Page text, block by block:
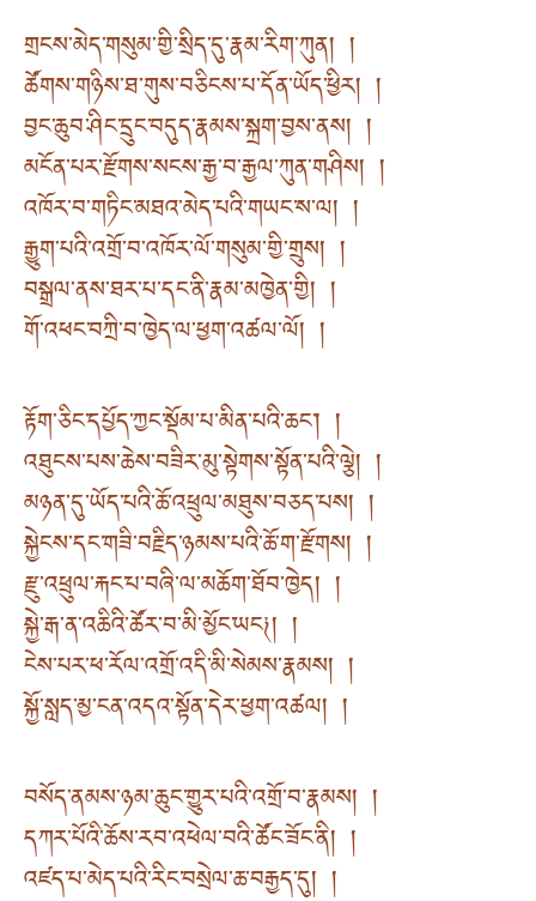
གྲངས་མེད་གསུམ་གྱི་སྲིད་དུ་རྣམ་རིག་ཀུན། །
ཚོགས་གཉིས་ཐ་གུས་བཅིངས་པ་དོན་ཡོད་ཕྱིར། །
བྱང་ཆུབ་ཤིང་དྲུང་བདུད་རྣམས་སྐྲག་བྱས་ནས། །
མངོན་པར་རྫོགས་སངས་རྒྱ་བ་རྒྱལ་ཀུན་གཤིས། །
འཁོར་བ་གཏིང་མཐའ་མེད་པའི་གཡང་ས་ལ། །
རྒྱུག་པའི་འགྲོ་བ་འཁོར་ལོ་གསུམ་གྱི་གྲུས། །
བསྒྲལ་ནས་ཐར་པ་དང་ནི་རྣམ་མཁྱེན་གྱི། །
གོ་འཕང་བཀྲི་བ་ཁྱེད་ལ་ཕྱག་འཚལ་ལོ། །
རྟོག་ཅིང་དཔྱོད་ཀྱང་སྡོམ་པ་མིན་པའི་ཆང་། །
འཐུངས་པས་ཆེས་བཟིར་མུ་སྟེགས་སྟོན་པའི་ལྕེ། །
མཉན་དུ་ཡོད་པའི་ཆོ་འཕྲུལ་མཐུས་བཅད་པས། །
སྐྱེངས་དང་གཟི་བརྗིད་ཉམས་པའི་ཆོ་ག་རྫོགས། །
རྫུ་འཕྲུལ་རྐང་པ་བཞི་ལ་མཆོག་ཐོབ་ཁྱེད། །
སྐྱེ་རྒ་ན་འཆིའི་ཚོར་བ་མི་མྱོང་ཡང༏། །
ངེས་པར་ཕ་རོལ་འགྲོ་འདི་མི་སེམས་རྣམས། །
སྐྱོ་སླད་མྱ་ངན་འདའ་སྟོན་དེར་ཕྱག་འཚལ། །
བསོད་ནམས་ཉམ་ཆུང་གྱུར་པའི་འགྲོ་བ་རྣམས། །
དཀར་པོའི་ཆོས་རབ་འཕེལ་བའི་ཚོང་ཟོང་ནི། །
འཛད་པ་མེད་པའི་རིང་བསྲེལ་ཆ་བརྒྱད་དུ། །